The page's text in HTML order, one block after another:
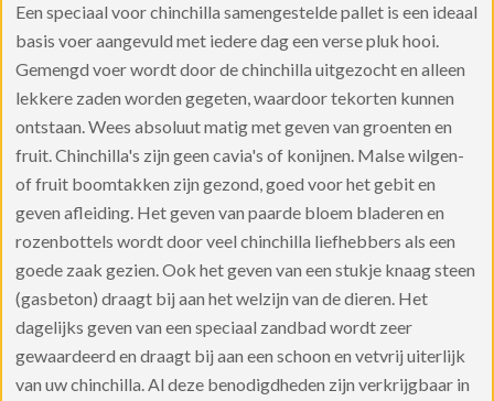
Een speciaal voor chinchilla samengestelde pallet is een ideaal
basis voer aangevuld met iedere dag een verse pluk hooi.
Gemengd voer wordt door de chinchilla uitgezocht en alleen
lekkere zaden worden gegeten, waardoor tekorten kunnen
ontstaan. Wees absoluut matig met geven van groenten en
fruit. Chinchilla's zijn geen cavia's of konijnen. Malse wilgen-
of fruit boomtakken zijn gezond, goed voor het gebit en
geven afleiding. Het geven van paarde bloem bladeren en
rozenbottels wordt door veel chinchilla liefhebbers als een
goede zaak gezien. Ook het geven van een stukje knaag steen
(gasbeton) draagt bij aan het welzijn van de dieren. Het
dagelijks geven van een speciaal zandbad wordt zeer
gewaardeerd en draagt bij aan een schoon en vetvrij uiterlijk
van uw chinchilla. Al deze benodigdheden zijn verkrijgbaar in